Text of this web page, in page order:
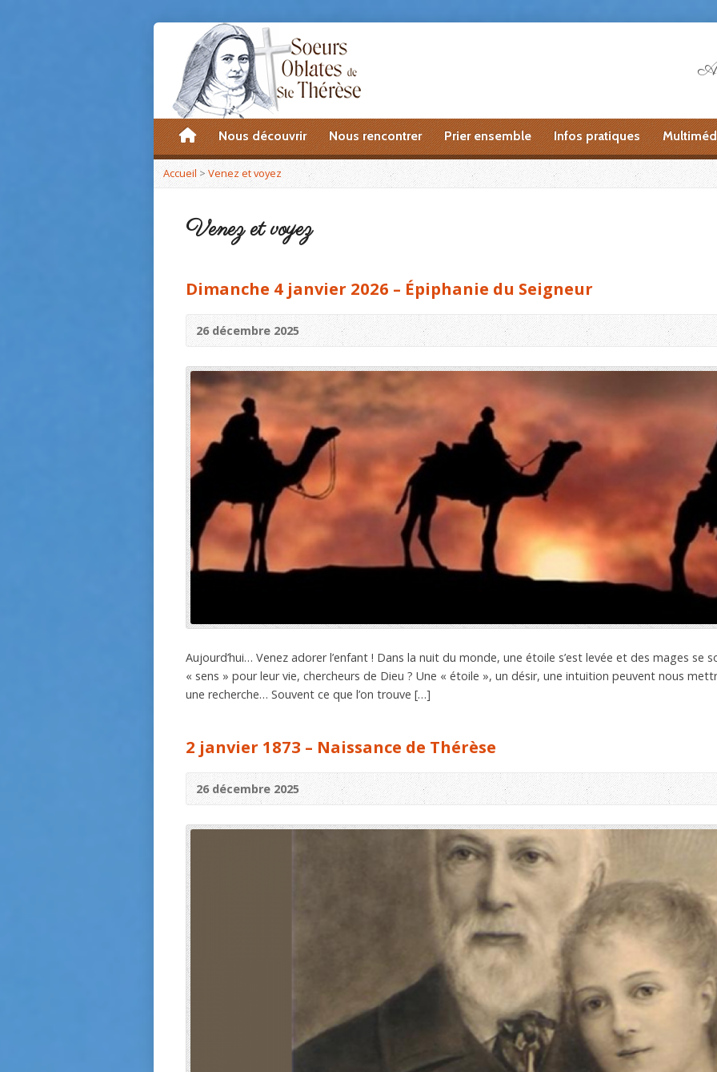
accueilNous découvrir Nous rencontrer Prier ensemble Infos pratiques
Accueil>Venez et voyez
Venez et voyez
Dimanche 4 janvier 2026 – Épiphanie du Seigneur
26 décembre 2025
Aujourd’hui… Venez adorer l’enfant ! Dans la nuit du monde, une étoile s’est levée et des mages se
« sens » pour leur vie, chercheurs de Dieu ? Une « étoile », un désir, une intuition peuvent nous
une recherche… Souvent ce que l’on trouve […]
2 janvier 1873 – Naissance de Thérèse
26 décembre 2025